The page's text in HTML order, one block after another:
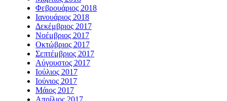
Φεβρουάριος 2018
Ιανουάριος 2018
Δεκέμβριος 2017
Νοέμβριος 2017
Οκτώβριος 2017
Σεπτέμβριος 2017
Αύγουστος 2017
Ιούλιος 2017
Ιούνιος 2017
Μάιος 2017
Απρίλιος 2017